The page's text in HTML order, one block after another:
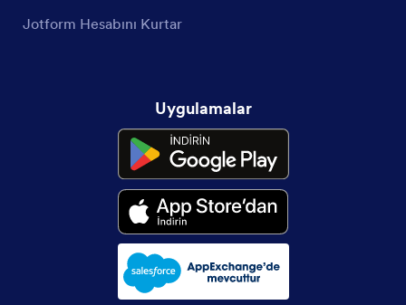
Jotform Hesabını Kurtar
Uygulamalar